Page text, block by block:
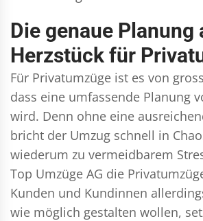
Die genaue Planung
Herzstück für
Für Privatumzüge ist es von
dass eine umfassende Planung
wird. Denn ohne eine
bricht der Umzug schnell in
wiederum zu vermeidbarem
Top Umzüge AG die
Kunden und Kundinnen
wie möglich gestalten wollen,